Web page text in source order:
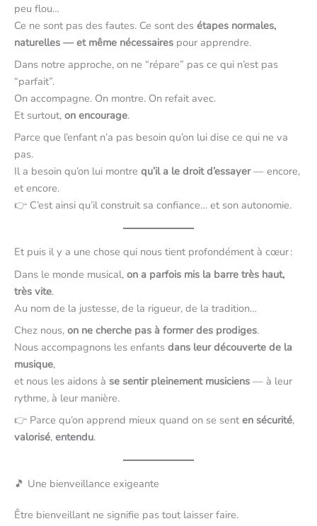
peu flou…
Ce ne sont pas des fautes. Ce sont des étapes normales,
naturelles — et même nécessaires pour apprendre.
Dans notre approche, on ne “répare” pas ce qui n’est pas
“parfait”.
On accompagne. On montre. On refait avec.
Et surtout, on encourage.
Parce que l’enfant n’a pas besoin qu’on lui dise ce qui ne va
pas.
Il a besoin qu’on lui montre qu’il a le droit d’essayer— encore,
et encore.
👉 C’est ainsi qu’il construit sa confiance… et son autonomie.
Et puis il y a une chose qui nous tient profondément à cœur :
Dans le monde musical, on a parfois mis la barre très haut,
très vite.
Au nom de la justesse, de la rigueur, de la tradition…
Chez nous, on ne cherche pas à former des prodiges.
Nous accompagnons les enfants dans leur découverte de la
musique,
et nous les aidons à se sentir pleinement musiciens — à leur
rythme, à leur manière.
👉 Parce qu’on apprend mieux quand on se sent en sécurité,
valorisé, entendu.
🎵 Une bienveillance exigeante
Être bienveillant ne signifie pas tout laisser faire.